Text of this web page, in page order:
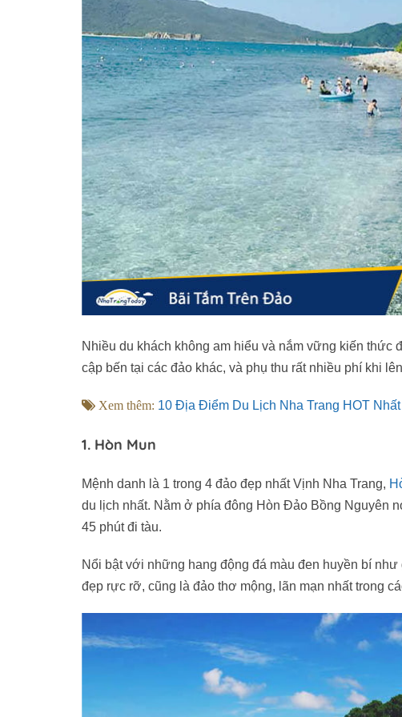
Nhiều du khách không am hiểu và nắm vững kiến thức
cập bến tại các đảo khác, và phụ thu rất nhiều phí khi
Xem thêm: 10 Địa Điểm Du Lịch Nha Trang HOT Nhất
1. Hòn Mun
Mệnh danh là 1 trong 4 đảo đẹp nhất Vịnh Nha Trang,
du lịch nhất. Nằm ở phía đông Hòn Đảo Bồng Nguyên
45 phút đi tàu.
Nổi bật với những hang động đá màu đen huyền bí
đẹp rực rỡ, cũng là đảo thơ mộng, lãn mạn nhất trong